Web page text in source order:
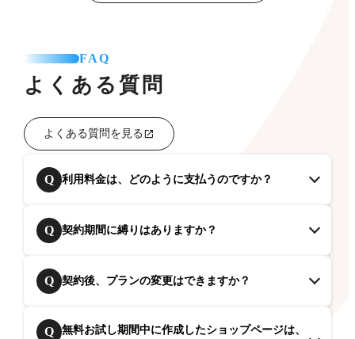
FAQ
よくある質問
よくある質問を見る
Q 利用料金は、どのように支払うのですか？
Q 契約期間に縛りはありますか？
Q 契約後、プランの変更はできますか？
Q
無料お試し期間中に作成したショップページは、